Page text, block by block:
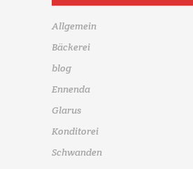
Allgemein
Bäckerei
blog
Ennenda
Glarus
Konditorei
Schwanden